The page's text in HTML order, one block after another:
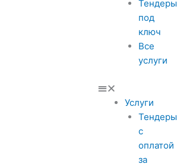
Тендеры
под
ключ
Все
услуги
Услуги
Тендеры
с
оплатой
за